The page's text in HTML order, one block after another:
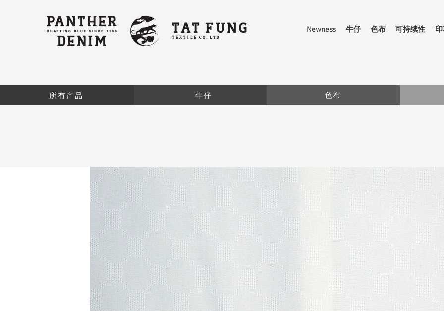
Newness 牛仔 色布 可持续性
所有产品 牛仔 色布